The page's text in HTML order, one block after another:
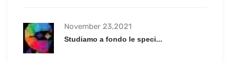
November 23,2021
Studiamo a fondo le speci...